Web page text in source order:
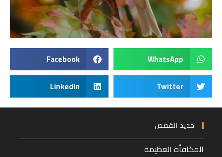
WhatsApp
Facebook
Twitter
LinkedIn
جديد القصص
المكافأة العظيمة